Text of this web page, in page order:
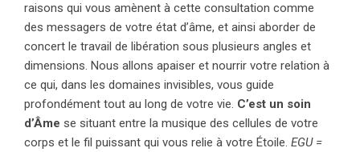
raisons qui vous amènent à cette consultation comme
des messagers de votre état d’âme, et ainsi aborder de
concert le travail de libération sous plusieurs angles et
dimensions. Nous allons apaiser et nourrir votre relation à
ce qui, dans les domaines invisibles, vous guide
profondément tout au long de votre vie. C’est un soin
d’Âme se situant entre la musique des cellules de votre
corps et le fil puissant qui vous relie à votre Étoile. EGU =